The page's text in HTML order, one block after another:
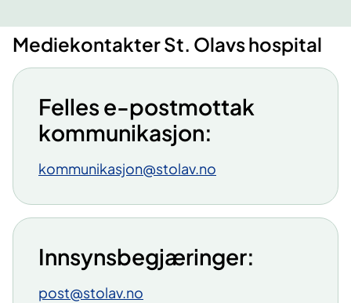
Mediekontakter St. Olavs hospital
Felles e-postmottak
kommunikasjon:
kommunikasjon@stolav.no
Innsynsbegjæringer:
post@stolav.no